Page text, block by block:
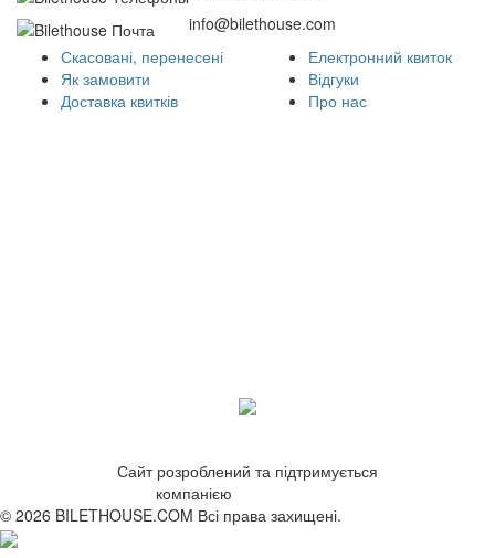
info@bilethouse.com
Скасовані, перенесені
Як замовити
Доставка квитків
Електронний квиток
Відгуки
Про нас
Сайт розроблений та підтримується
компанією
© 2026 BILETHOUSE.COM Всі права захищені.